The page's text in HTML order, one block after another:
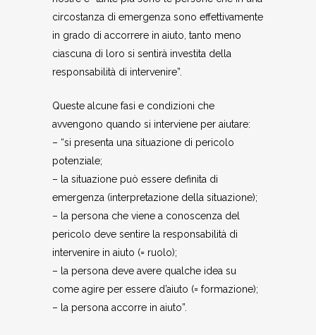
circostanza di emergenza sono effettivamente
in grado di accorrere in aiuto, tanto meno
ciascuna di loro si sentirà investita della
responsabilità di intervenire”.
Queste alcune fasi e condizioni che
avvengono quando si interviene per aiutare:
– “si presenta una situazione di pericolo
potenziale;
– la situazione può essere definita di
emergenza (interpretazione della situazione);
– la persona che viene a conoscenza del
pericolo deve sentire la responsabilità di
intervenire in aiuto (= ruolo);
– la persona deve avere qualche idea su
come agire per essere d’aiuto (= formazione);
– la persona accorre in aiuto”.